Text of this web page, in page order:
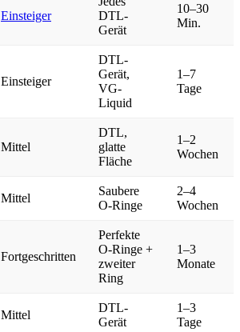
Einsteiger
DTL-
Gerät
10–30
Min.
Einsteiger
DTL-
Gerät,
VG-
Liquid
1–7
Tage
Mittel
DTL,
glatte
Fläche
1–2
Wochen
Mittel
Saubere
O-Ringe
2–4
Wochen
Fortgeschritten
Perfekte
O-Ringe +
zweiter
Ring
1–3
Monate
Mittel
DTL-
Gerät
1–3
Tage